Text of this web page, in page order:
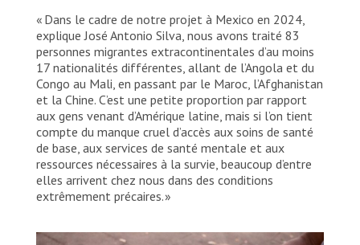
« Dans le cadre de notre projet à Mexico en 2024,
explique José Antonio Silva, nous avons traité 83
personnes migrantes extracontinentales d’au moins
17 nationalités différentes, allant de l’Angola et du
Congo au Mali, en passant par le Maroc, l’Afghanistan
et la Chine. C’est une petite proportion par rapport
aux gens venant d’Amérique latine, mais si l’on tient
compte du manque cruel d’accès aux soins de santé
de base, aux services de santé mentale et aux
ressources nécessaires à la survie, beaucoup d’entre
elles arrivent chez nous dans des conditions
extrêmement précaires. »